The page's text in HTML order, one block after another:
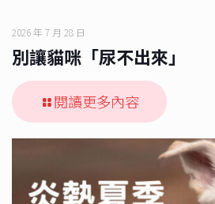
2026 年 7 月 28 日
別讓貓咪「尿不出來」
閱讀更多內容